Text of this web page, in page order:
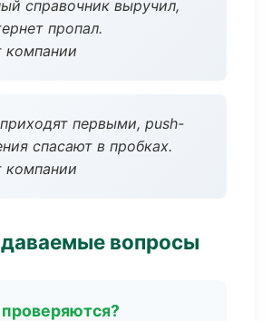
справочник выручил,
пропал.
компании
первыми, push-
спасают в пробках.
компании
вопросы